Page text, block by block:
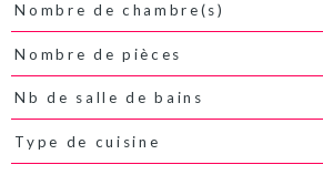
Nombre de chambre(s)
Nombre de pièces
Nb de salle de bains
Type de cuisine